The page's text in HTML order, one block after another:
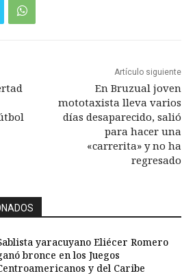
Artículo siguiente
En Bruzual joven
mototaxista lleva varios
días desaparecido, salió
para hacer una
«carrerita» y no ha
regresado
yaracuyano Eliécer Romero
bronce en los Juegos
y del Caribe